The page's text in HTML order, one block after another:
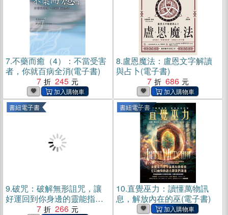
7.不藥而癒（4）：不當受害
者，你就百病全消(電子書)
7
245
8.盧恩魔法：盧恩文字解讀
與占卜(電子書)
7
686
書紐電子書
9.破咒：破解無形詛咒，讓
好運回到你身邊的靈能指南
7 266
書紐電子書
10.直覺巫力：讀懂萬物訊
息，解放內在的巫(電子書)